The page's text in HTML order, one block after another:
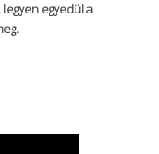
egyedül a